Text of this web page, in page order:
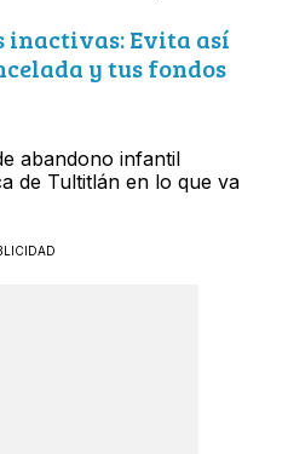
inactivas: Evita así
y tus fondos
abandono infantil
de Tultitlán en lo que va